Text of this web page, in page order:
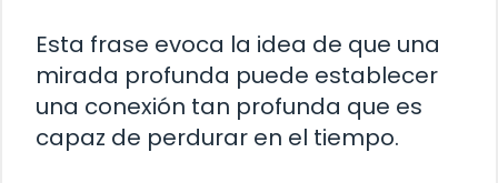
Esta frase evoca la idea de que una
mirada profunda puede establecer
una conexión tan profunda que es
capaz de perdurar en el tiempo.